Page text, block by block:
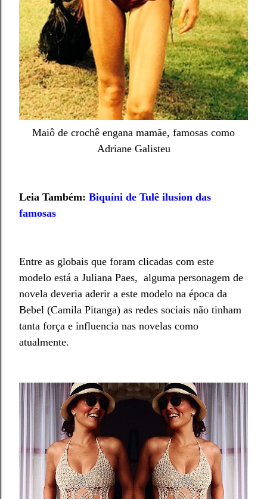
Maiô de crochê engana mamãe, famosas como
Adriane Galisteu
Leia Também: Biquíni de Tulê ilusion das
famosas
Entre as globais que foram clicadas com este
modelo está a Juliana Paes, alguma personagem de
novela deveria aderir a este modelo na época da
Bebel (Camila Pitanga) as redes sociais não tinham
tanta força e influencia nas novelas como
atualmente.